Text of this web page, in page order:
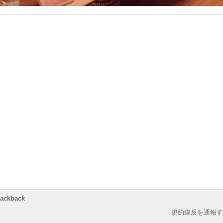
規約違反を通報